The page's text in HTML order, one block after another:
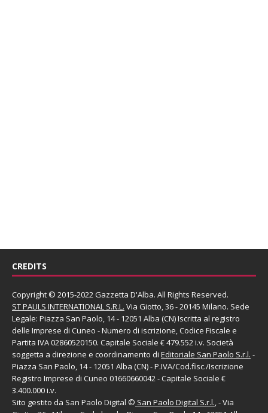
CREDITS
Copyright © 2015-2022 Gazzetta D'Alba. All Rights Reserved.
ST PAULS INTERNATIONAL S.R.L. Via Giotto, 36 - 20145 Milano. Sede
Legale: Piazza San Paolo, 14 - 12051 Alba (CN) Iscritta al registro
delle Imprese di Cuneo - Numero di iscrizione, Codice Fiscale e
Partita IVA 02860520150. Capitale Sociale € 479.552 i.v. Società
soggetta a direzione e coordinamento di Editoriale San Paolo S.r.l. -
Piazza San Paolo, 14 - 12051 Alba (CN) - P.IVA/Cod.fisc./Iscrizione
Registro Imprese di Cuneo 01660660042 - Capitale Sociale €
3.400.000 i.v.
Sito gestito da San Paolo Digital © San Paolo Digital S.r.l., - Via